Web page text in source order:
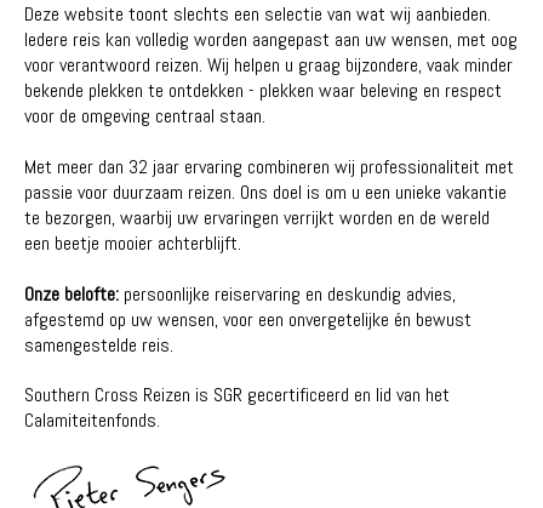
Deze website toont slechts een selectie van wat wij aanbieden.
Iedere reis kan volledig worden aangepast aan uw wensen, met oog
voor verantwoord reizen. Wij helpen u graag bijzondere, vaak minder
bekende plekken te ontdekken - plekken waar beleving en respect
voor de omgeving centraal staan.
Met meer dan 32 jaar ervaring combineren wij professionaliteit met
passie voor duurzaam reizen. Ons doel is om u een unieke vakantie
te bezorgen, waarbij uw ervaringen verrijkt worden en de wereld
een beetje mooier achterblijft.
Onze belofte: persoonlijke reiservaring en deskundig advies,
afgestemd op uw wensen, voor een onvergetelijke én bewust
samengestelde reis.
Southern Cross Reizen is SGR gecertificeerd en lid van het
Calamiteitenfonds.